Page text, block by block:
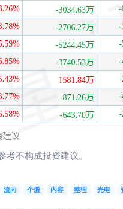
不构成投资建议。
流向 个股 内容 整理 光电